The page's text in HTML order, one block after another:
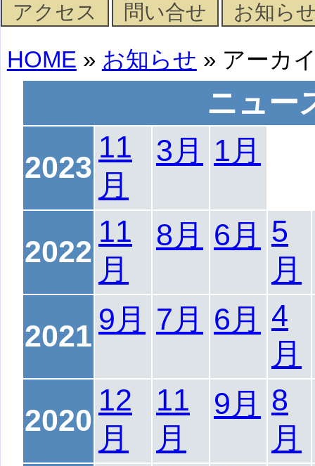
アクセス 問い合せ お知ら
HOME » お知らせ » アーカ
ニュー
2023
11
月
3月 1月
2022
11
月
8月 6月 5
月
2021 9月 7月 6月 4
月
2020
12
月
11
月
9月 8
月